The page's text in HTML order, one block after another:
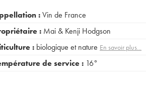
:Vin de France
: Mai & Kenji Hodgson
: biologique et nature En savoir plus...
de service : 16°